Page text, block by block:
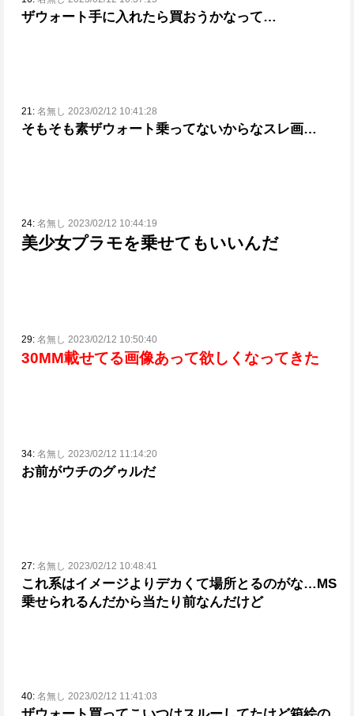
ザウォート手に入れたら買おうかなって…
21: 名無し 2023/02/12 10:41:28
そもそも素ザウォート乗ってないからなスレ画…
24: 名無し 2023/02/12 10:44:19
美少女プラモを乗せてもいいんだ
29: 名無し 2023/02/12 10:50:40
30MM載せてる画像あって欲しくなってきた
34: 名無し 2023/02/12 11:14:20
お前がウチのグゥルだ
27: 名無し 2023/02/12 10:48:41
これ系はイメージよりデカくて場所とるのがな…MS
乗せられるんだから当たり前なんだけど
40: 名無し 2023/02/12 11:41:03